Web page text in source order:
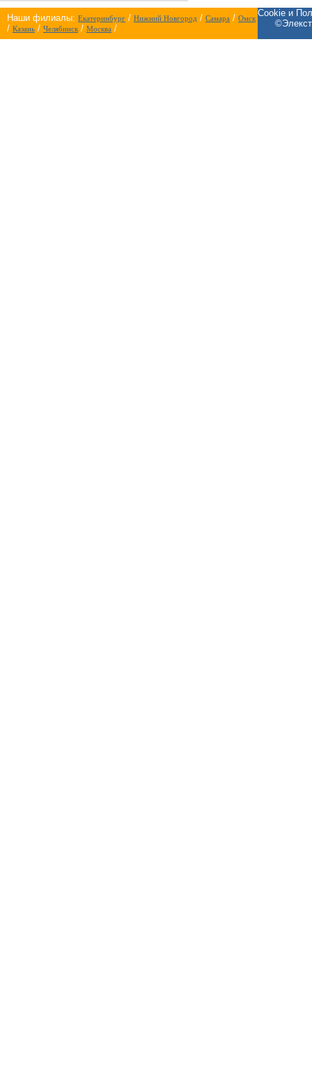
Наши филиалы: Екатеринбург / Нижний Новгород / Самара / Омск
/ Казань / Челябинск/ Москва /
Cookie и